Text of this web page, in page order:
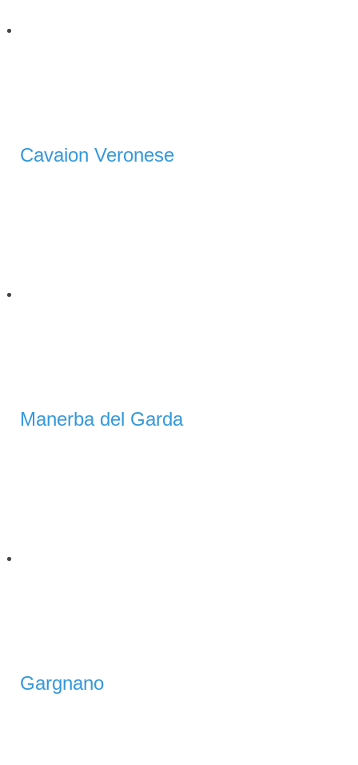
Cavaion Veronese
Manerba del Garda
Gargnano